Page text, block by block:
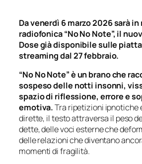
Da venerdì 6 marzo 2026 sarà
radiofonica “No No Note”, il
Dose già disponibile sulle
streaming dal 27 febbraio.
“No No Note” è un brano che
sospeso delle notti insonni,
spazio di riflessione, errore e
emotiva.Tra ripetizioni ipnotiche
dirette, il testo attraversa il peso
dette, delle voci esterne che
delle relazioni che diventano
momenti di fragilità.